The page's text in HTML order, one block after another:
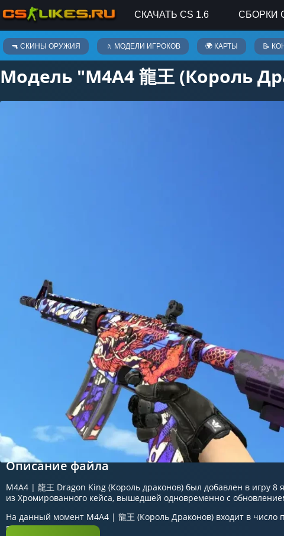
СКАЧАТЬ CS 1.6 СБОРКИ
🔫 СКИНЫ ОРУЖИЯ 🚶 МОДЕЛИ ИГРОКОВ 🌍 КАРТЫ 📝
Скины оружия
Модель "M4A4 龍王 (Король
Описание файла
M4A4 | 龍王 Dragon King (Король драконов) был добавлен в игру 8
из Хромированного кейса, вышедшей одновременно с
На данный момент M4A4 | 龍王 (Король Драконов) входит в число
встречается в игре.